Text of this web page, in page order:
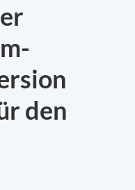
den